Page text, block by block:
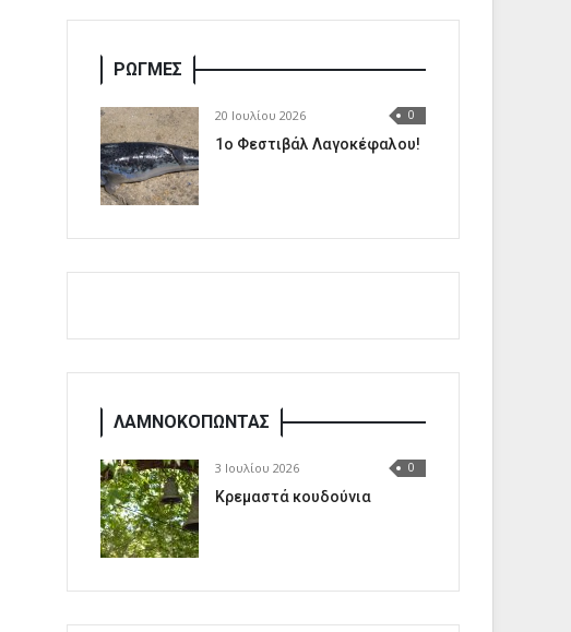
ΡΩΓΜΕΣ
20 Ιουλίου 2026 0
1o Φεστιβάλ Λαγοκέφαλου!
ΛΑΜΝΟΚΟΠΩΝΤΑΣ
3 Ιουλίου 2026 0
Κρεμαστά κουδούνια